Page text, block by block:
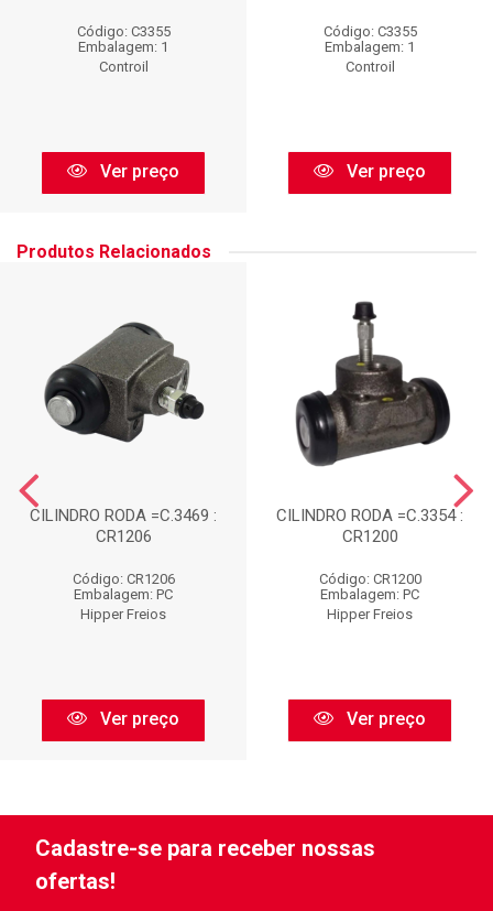
Código: C3355
Embalagem: 1
Controil
Ver preço
Código: C3355
Embalagem: 1
Controil
Ver preço
Produtos Relacionados
CILINDRO RODA =C.3469 :
CR1206
Código: CR1206
Embalagem: PC
Hipper Freios
Ver preço
CILINDRO RODA =C.3354 :
CR1200
Código: CR1200
Embalagem: PC
Hipper Freios
Ver preço
Cadastre-se para receber nossas
ofertas!